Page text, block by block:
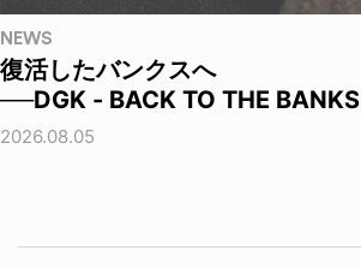
NEWS
復活したバンクスへ
──DGK - BACK TO THE BANKS
2026.08.05